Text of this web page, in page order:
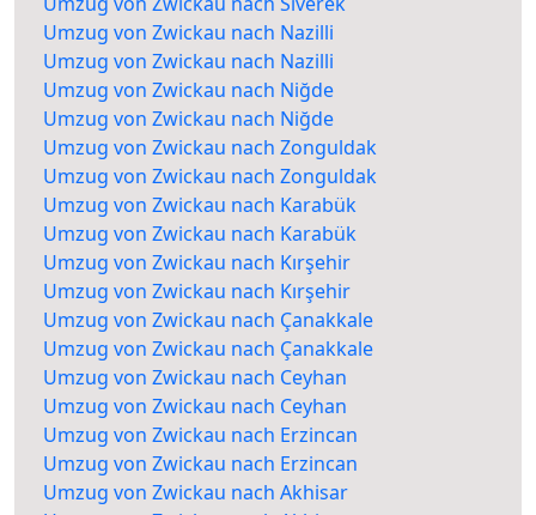
Umzug von Zwickau nach Nazilli
Umzug von Zwickau nach Nazilli
Umzug von Zwickau nach Niğde
Umzug von Zwickau nach Niğde
Umzug von Zwickau nach Zonguldak
Umzug von Zwickau nach Zonguldak
Umzug von Zwickau nach Karabük
Umzug von Zwickau nach Karabük
Umzug von Zwickau nach Kırşehir
Umzug von Zwickau nach Kırşehir
Umzug von Zwickau nach Çanakkale
Umzug von Zwickau nach Çanakkale
Umzug von Zwickau nach Ceyhan
Umzug von Zwickau nach Ceyhan
Umzug von Zwickau nach Erzincan
Umzug von Zwickau nach Erzincan
Umzug von Zwickau nach Akhisar